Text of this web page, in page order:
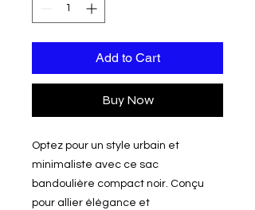
Add to Cart
Buy Now
Optez pour un style urbain et
minimaliste avec ce sac
bandoulière compact noir. Conçu
pour allier élégance et